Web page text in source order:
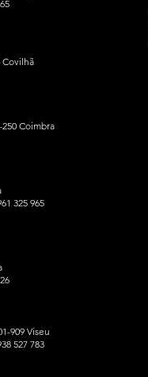
Covilhã
Coimbra
325 965
909 Viseu
527 783